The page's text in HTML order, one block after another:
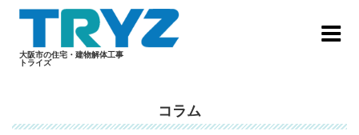
Skip
大阪市の住宅・建物解体工事
トライズ
コラム